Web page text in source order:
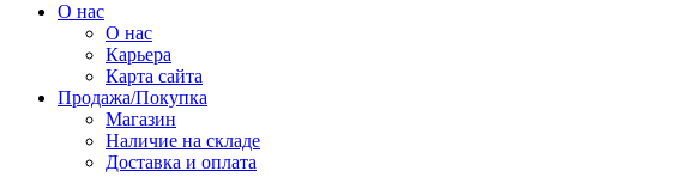
О нас
О нас
Карьера
Карта сайта
Продажа/Покупка
Магазин
Наличие на складе
Доставка и оплата